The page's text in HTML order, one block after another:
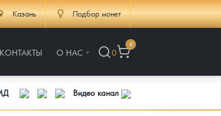
Казань Подбор монет
КОНТАКТЫ О НАС 0
0
Видео канал